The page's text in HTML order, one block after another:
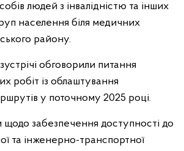
людей з інвалідністю та інших
населення біля медичних
району.
обговорили питання
робіт із облаштування
у поточному 2025 році.
щодо забезпечення доступності до
та інженерно-транспортної